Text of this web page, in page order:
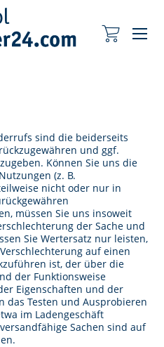
Mein
sind die beiderseits
und ggf.
Können Sie uns die
(z. B.
nicht oder nur in
müssen Sie uns insoweit
der Sache und
Sie Wertersatz nur leisten,
auf einen
ist, der über die
der Funktionsweise
Eigenschaften und der
das Testen und Ausprobieren
im Ladengeschäft
Sachen sind auf